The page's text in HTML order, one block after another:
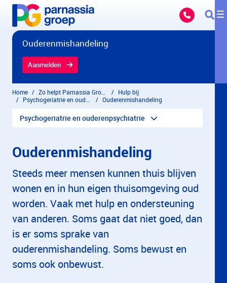
Overslaan en naar hoofdinhoud gaan
Ouderenmishandeling
Aanmelden
Home
Hulp bij
Ouderenmishandeling
Psychogeriatrie en ouderenpsychiatrie
Ouderenmishandeling
Steeds meer mensen kunnen thuis blijven
wonen en in hun eigen thuisomgeving oud
worden. Vaak met hulp en ondersteuning
van anderen. Soms gaat dat niet goed, dan
is er soms sprake van
ouderenmishandeling. Soms bewust en
soms ook onbewust.